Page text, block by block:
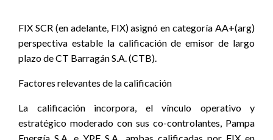
FIX SCR (en adelante, FIX) asignó en categoría AA+(arg)
perspectiva estable la calificación de emisor de largo
plazo de CT Barragán S.A. (CTB).
Factores relevantes de la calificación
La calificación incorpora, el vínculo operativo y
estratégico moderado con sus co-controlantes, Pampa